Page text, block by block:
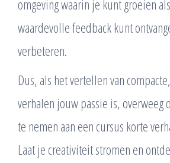
omgeving waarin je kunt groeien
waardevolle feedback kunt
verbeteren.
Dus, als het vertellen van
verhalen jouw passie is, overweeg
te nemen aan een cursus korte
Laat je creativiteit stromen en